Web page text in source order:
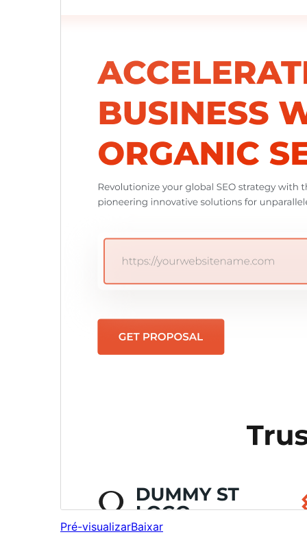
Pré-visualizarBaixar